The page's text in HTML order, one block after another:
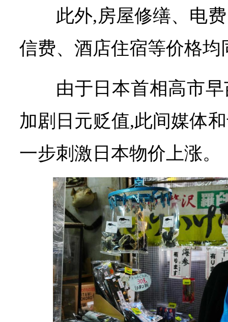
此外,房屋修缮、电
信费、酒店住宿等价格均
由于日本首相高市
加剧日元贬值,此间媒体
一步刺激日本物价上涨。